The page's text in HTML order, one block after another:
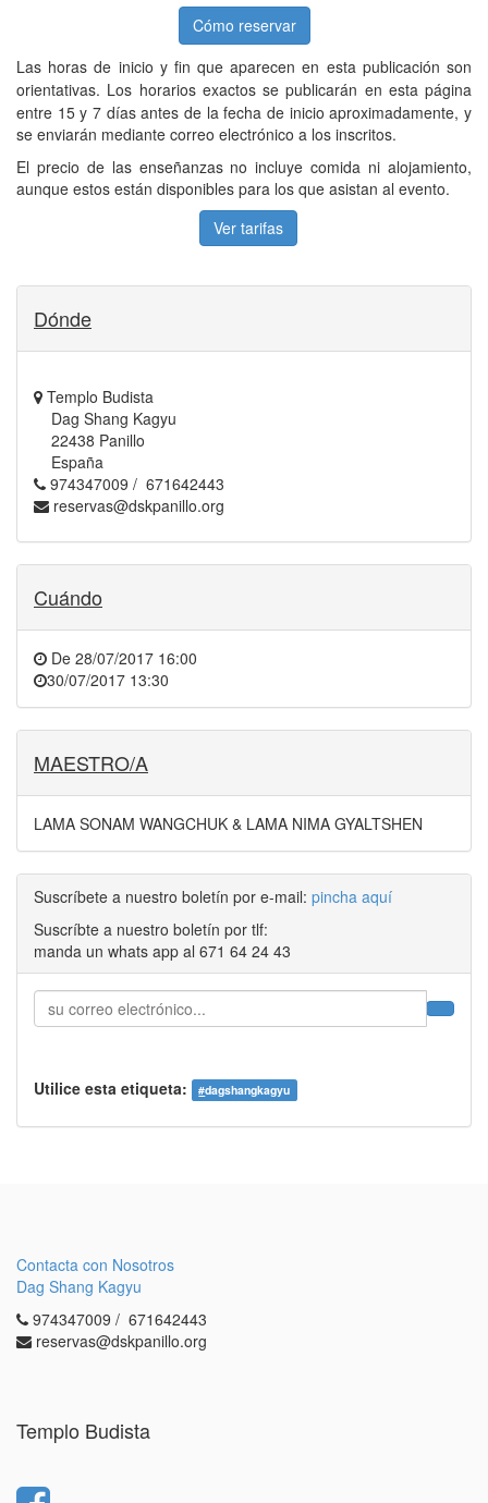
Cómo reservar
Las horas de inicio y fin que aparecen en esta publicación son
orientativas. Los horarios exactos se publicarán en esta página
entre 15 y 7 días antes de la fecha de inicio aproximadamente, y
se enviarán mediante correo electrónico a los inscritos.
El precio de las enseñanzas no incluye comida ni alojamiento,
aunque estos están disponibles para los que asistan al evento.
Ver tarifas
Dónde
Templo Budista
Dag Shang Kagyu
22438 Panillo
España
974347009 / 671642443
reservas@dskpanillo.org
Cuándo
De 28/07/2017 16:00
30/07/2017 13:30
MAESTRO/A
LAMA SONAM WANGCHUK & LAMA NIMA GYALTSHEN
Suscríbete a nuestro boletín por e-mail: pincha aquí
Suscríbte a nuestro boletín por tlf:
manda un whats app al 671 64 24 43
Utilice esta etiqueta: #dagshangkagyu
Contacta con Nosotros
Dag Shang Kagyu
974347009 / 671642443
reservas@dskpanillo.org
Templo Budista